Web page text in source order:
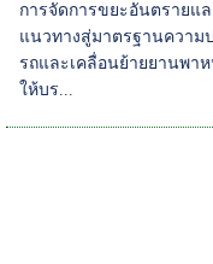
การจัดการขยะอันตรายแ
แนวทางสู่มาตรฐานความ
รถและเคลื่อนย้ายยานพา
ให้บร...